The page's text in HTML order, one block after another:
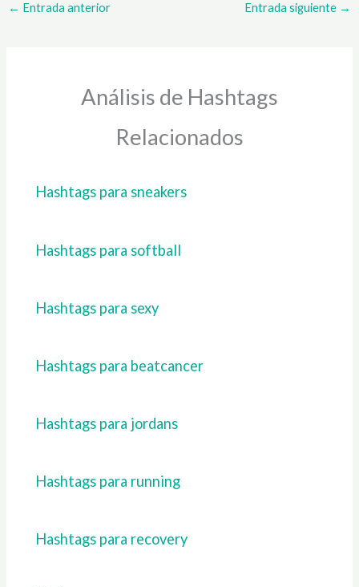
← Entrada anterior Entrada siguiente →
Análisis de Hashtags
Relacionados
Hashtags para sneakers
Hashtags para softball
Hashtags para sexy
Hashtags para beatcancer
Hashtags para jordans
Hashtags para running
Hashtags para recovery